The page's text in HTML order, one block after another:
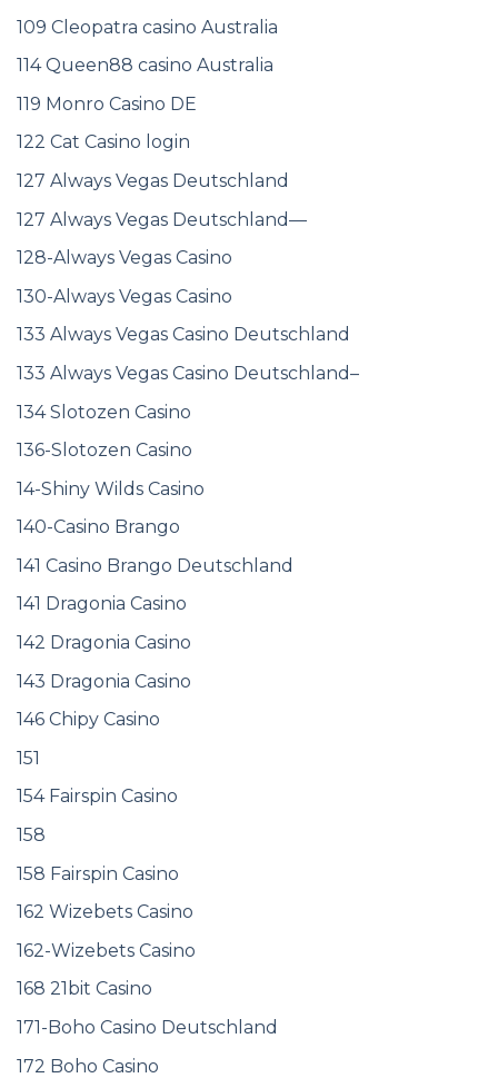
109 Cleopatra casino Australia
114 Queen88 casino Australia
119 Monro Casino DE
122 Cat Casino login
127 Always Vegas Deutschland
127 Always Vegas Deutschland—
128-Always Vegas Casino
130-Always Vegas Casino
133 Always Vegas Casino Deutschland
133 Always Vegas Casino Deutschland–
134 Slotozen Casino
136-Slotozen Casino
14-Shiny Wilds Casino
140-Casino Brango
141 Casino Brango Deutschland
141 Dragonia Casino
142 Dragonia Casino
143 Dragonia Casino
146 Chipy Casino
151
154 Fairspin Casino
158
158 Fairspin Casino
162 Wizebets Casino
162-Wizebets Casino
168 21bit Casino
171-Boho Casino Deutschland
172 Boho Casino